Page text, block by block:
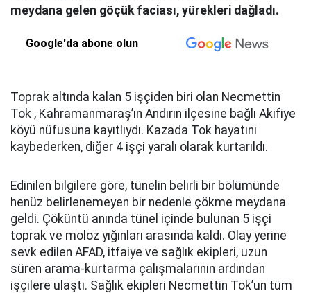
meydana gelen göçük faciası, yürekleri dağladı.
Google'da abone olun
Toprak altında kalan 5 işçiden biri olan Necmettin
Tok , Kahramanmaraş’ın Andırın ilçesine bağlı Akifiye
köyü nüfusuna kayıtlıydı. Kazada Tok hayatını
kaybederken, diğer 4 işçi yaralı olarak kurtarıldı.
Edinilen bilgilere göre, tünelin belirli bir bölümünde
henüz belirlenemeyen bir nedenle çökme meydana
geldi. Çöküntü anında tünel içinde bulunan 5 işçi
toprak ve moloz yığınları arasında kaldı. Olay yerine
sevk edilen AFAD, itfaiye ve sağlık ekipleri, uzun
süren arama-kurtarma çalışmalarının ardından
işçilere ulaştı. Sağlık ekipleri Necmettin Tok’un tüm